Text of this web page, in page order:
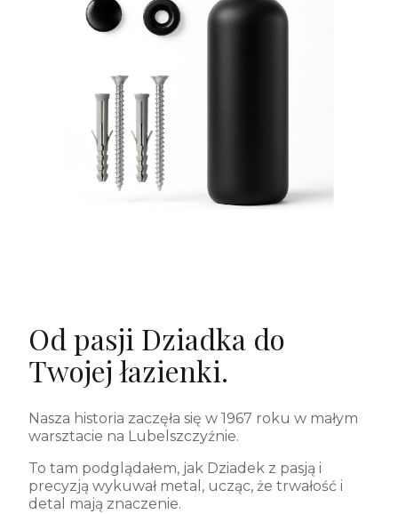
Od pasji Dziadka do
Twojej łazienki.
Nasza historia zaczęła się w 1967 roku w małym
warsztacie na Lubelszczyźnie.
To tam podglądałem, jak Dziadek z pasją i
precyzją wykuwał metal, ucząc, że trwałość i
detal mają znaczenie.